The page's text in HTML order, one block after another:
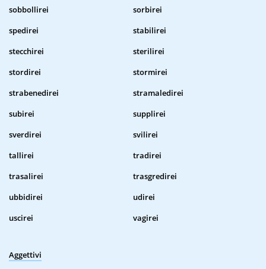
sobbollirei
sorbirei
spedirei
stabilirei
stecchirei
sterilirei
stordirei
stormirei
strabenedirei
stramaledirei
subirei
supplirei
sverdirei
svilirei
tallirei
tradirei
trasalirei
trasgredirei
ubbidirei
udirei
uscirei
vagirei
Aggettivi